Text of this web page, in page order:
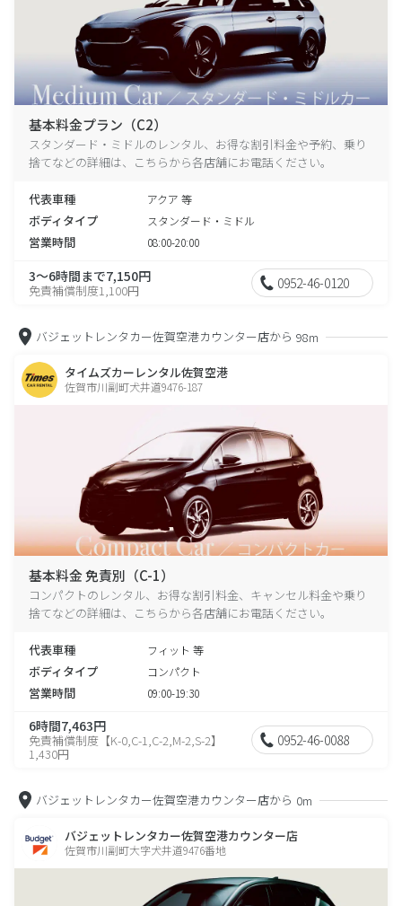
基本料金プラン（C2）
スタンダード・ミドルのレンタル、お得な割引料金や予約、乗り
捨てなどの詳細は、こちらから各店舗にお電話ください。
代表車種 アクア 等
ボディタイプ スタンダード・ミドル
営業時間 08:00-20:00
3～6時間まで7,150円
免責補償制度1,100円 0952-46-0120
バジェットレンタカー佐賀空港カウンター店から 98m
タイムズカーレンタル佐賀空港
佐賀市川副町犬井道9476-187
基本料金 免責別（C-1）
コンパクトのレンタル、お得な割引料金、キャンセル料金や乗り
捨てなどの詳細は、こちらから各店舗にお電話ください。
代表車種 フィット 等
ボディタイプ コンパクト
営業時間 09:00-19:30
6時間7,463円
免責補償制度【K-0,C-1,C-2,M-2,S-2】
1,430円
0952-46-0088
バジェットレンタカー佐賀空港カウンター店から 0m
バジェットレンタカー佐賀空港カウンター店
佐賀市川副町大字犬井道9476番地